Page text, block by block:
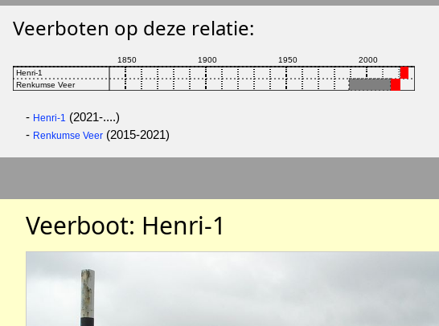
Veerboten op deze relatie:
- Henri-1 (2021-....)
- Renkumse Veer (2015-2021)
Veerboot: Henri-1